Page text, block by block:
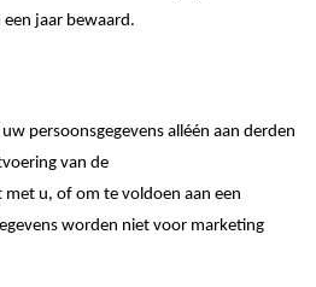
een jaar bewaard.
persoonsgegevens alléén aan derden
van de
u, of om te voldoen aan een
worden niet voor marketing